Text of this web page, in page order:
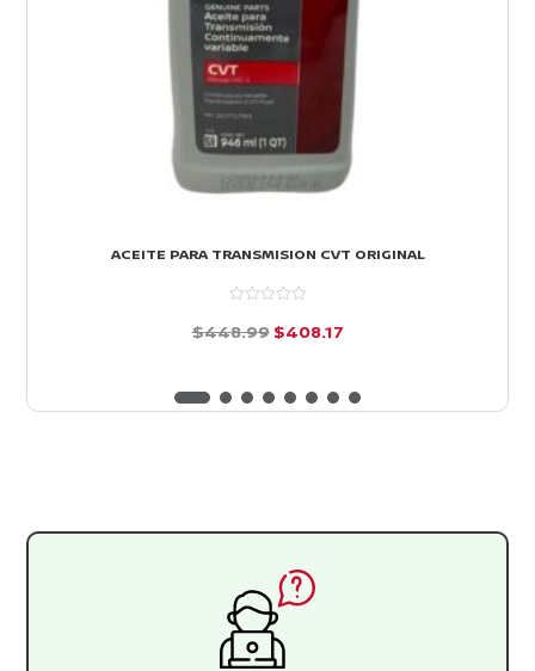
ACEITE PARA TRANSMISION CVT ORIGINAL
5
$448.99 El
original
$408.17El
actual